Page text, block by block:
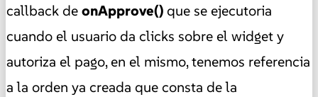
callback deonApprove()que se ejecutoria
cuando el usuario da clicks sobre el widget y
autoriza el pago, en el mismo, tenemos referencia
a la orden ya creada que consta de la